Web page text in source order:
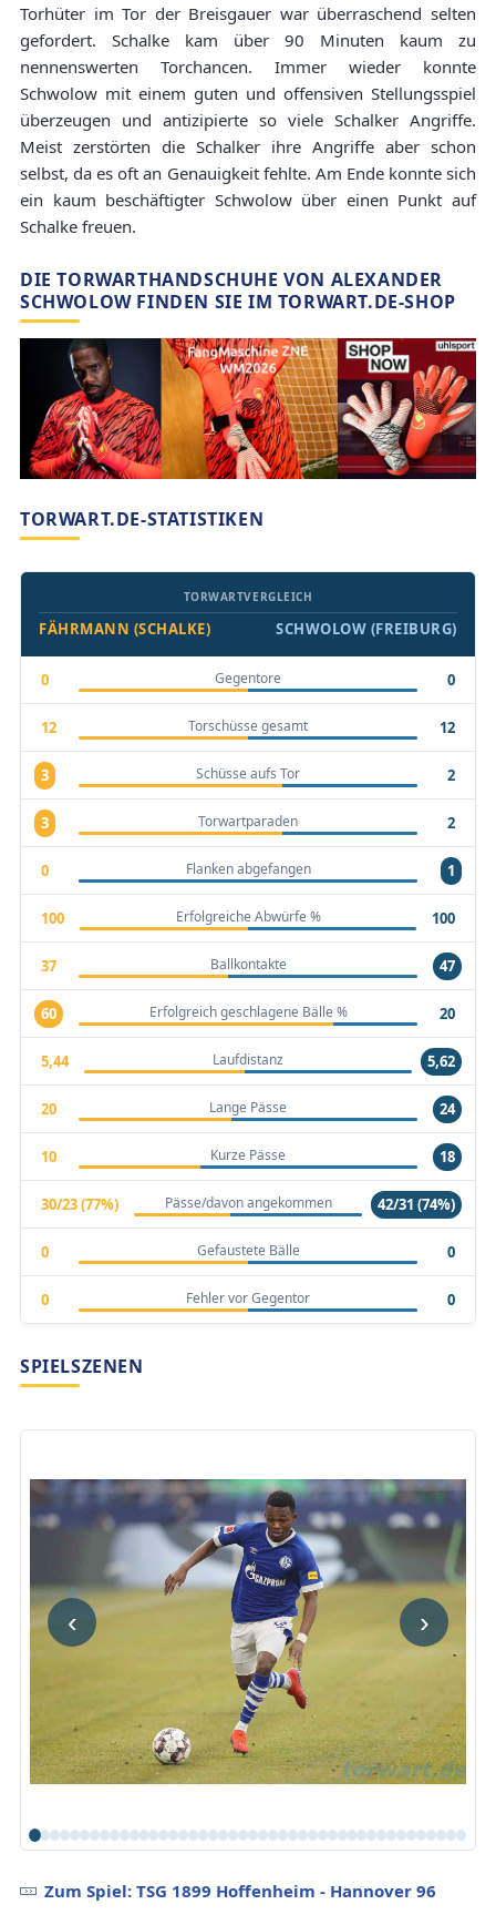
Torhüter im Tor der Breisgauer war überraschend selten
gefordert. Schalke kam über 90 Minuten kaum zu
nennenswerten Torchancen. Immer wieder konnte
Schwolow mit einem guten und offensiven Stellungsspiel
überzeugen und antizipierte so viele Schalker Angriffe.
Meist zerstörten die Schalker ihre Angriffe aber schon
selbst, da es oft an Genauigkeit fehlte. Am Ende konnte sich
ein kaum beschäftigter Schwolow über einen Punkt auf
Schalke freuen.
DIE TORWARTHANDSCHUHE VON ALEXANDER
SCHWOLOW FINDEN SIE IM TORWART.DE-SHOP
TORWART.DE-STATISTIKEN
FÄHRMANN (SCHALKE)
TORWARTVERGLEICH
SCHWOLOW (FREIBURG)
0 Gegentore 0
12 Torschüsse gesamt 12
3 Schüsse aufs Tor 2
3 Torwartparaden 2
0 Flanken abgefangen 1
100 Erfolgreiche Abwürfe % 100
37 Ballkontakte 47
60 Erfolgreich geschlagene Bälle % 20
5,44 Laufdistanz 5,62
20 Lange Pässe 24
10 Kurze Pässe 18
30/23 (77%) Pässe/davon angekommen 42/31 (74%)
0 Gefaustete Bälle 0
0 Fehler vor Gegentor 0
SPIELSZENEN
‹ ›
Zum Spiel: TSG 1899 Hoffenheim - Hannover 96